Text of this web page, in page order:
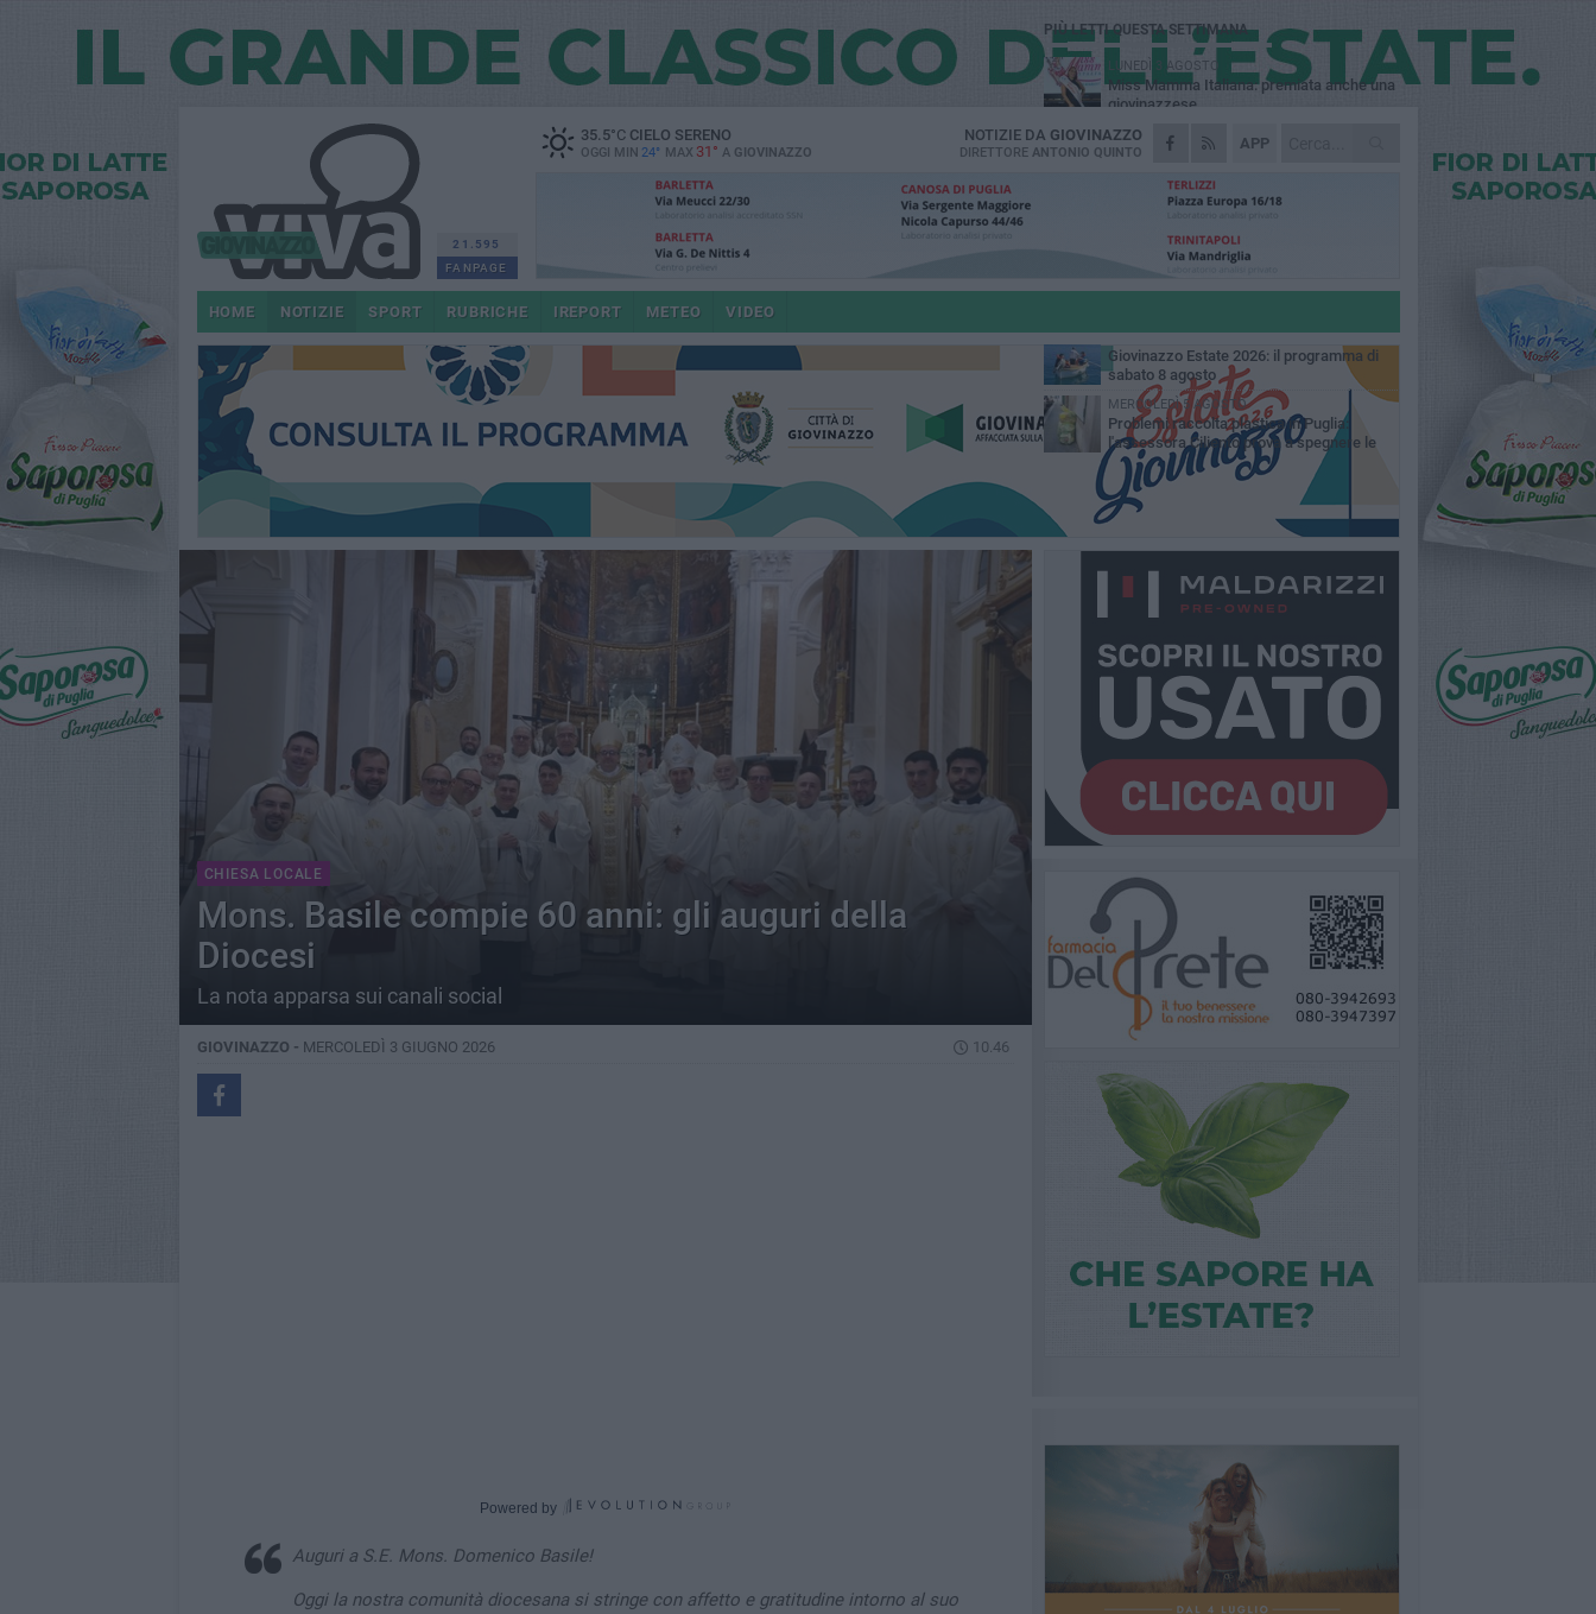
21.595
FANPAGE
35.5°CCIELO SERENO
OGGI MIN 24° MAX 31° A GIOVINAZZO
APP
NOTIZIE DA GIOVINAZZO
DIRETTORE ANTONIO QUINTO
HOME NOTIZIE SPORT RUBRICHE IREPORT METEO VIDEO
CHIESA LOCALE
Mons. Basile compie 60 anni: gli auguri della
Diocesi
La nota apparsa sui canali social
GIOVINAZZO - MERCOLEDÌ 3 GIUGNO 2026 10.46
Powered by
Auguri a S.E. Mons. Domenico Basile!
Oggi la nostra comunità diocesana si stringe con affetto e gratitudine intorno al suo
PIÙ LETTI QUESTA SETTIMANA
LUNEDÌ 3 AGOSTO
Miss Mamma Italiana: premiata anche una
giovinazzese
VENERDÌ 7 AGOSTO
A Giovinazzo c'è il Concerto all'Alba
MARTEDÌ 4 AGOSTO
rimossa macchia di idrocarburi
Lavori sul litorale, gli aggiornamenti del
SABATO 8 AGOSTO
Giovinazzo Estate 2026: il programma di
sabato 8 agosto
MERCOLEDÌ 5 AGOSTO
Problemi raccolta plastica in Puglia:
l'assessora Ciliento prova a spegnere le
polemiche